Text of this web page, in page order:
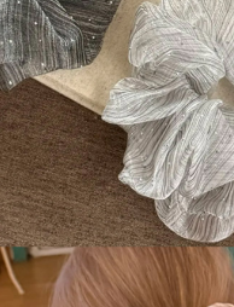
未經商家同意取消之訂單仍視為有
。
以「AFTEE先享後付 」之結帳頁
費後需取消欲退款等相關疑問，請
技股份有限公司提供之「AFTEE先
必要範圍內提供個人資料，並將交
股份有限公司。
處理事宜，請瀏覽以下網址：
#terms3
者請事先徵得法定代理人或監護人
」，若未經同意申辦者引起之損
含以上)免運費
含以上)免運費
含以上)免運費
含以上)免運費